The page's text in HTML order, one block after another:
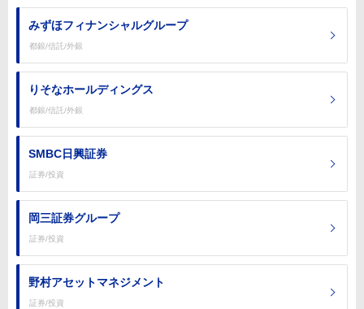
みずほフィナンシャルグループ
都銀/信託/外銀
りそなホールディングス
都銀/信託/外銀
SMBC日興証券
証券/投資
岡三証券グループ
証券/投資
野村アセットマネジメント
証券/投資